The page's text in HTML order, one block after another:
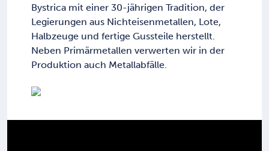
Bystrica mit einer 30-jährigen Tradition, der
Legierungen aus Nichteisenmetallen, Lote,
Halbzeuge und fertige Gussteile herstellt.
Neben Primärmetallen verwerten wir in der
Produktion auch Metallabfälle.